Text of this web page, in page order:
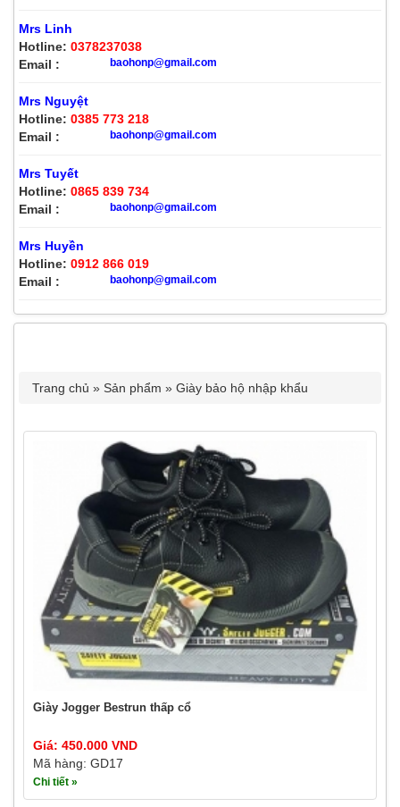
Mrs Linh
Hotline: 0378237038
Email :
baohonp@gmail.com
Mrs Nguyệt
Hotline: 0385 773 218
Email :
baohonp@gmail.com
Mrs Tuyết
Hotline: 0865 839 734
Email :
baohonp@gmail.com
Mrs Huyền
Hotline: 0912 866 019
Email :
baohonp@gmail.com
Trang chủ » Sản phẩm » Giày bảo hộ nhập khẩu
Giày Jogger Bestrun thấp cổ
Giá: 450.000 VND
Mã hàng: GD17
Chi tiết »